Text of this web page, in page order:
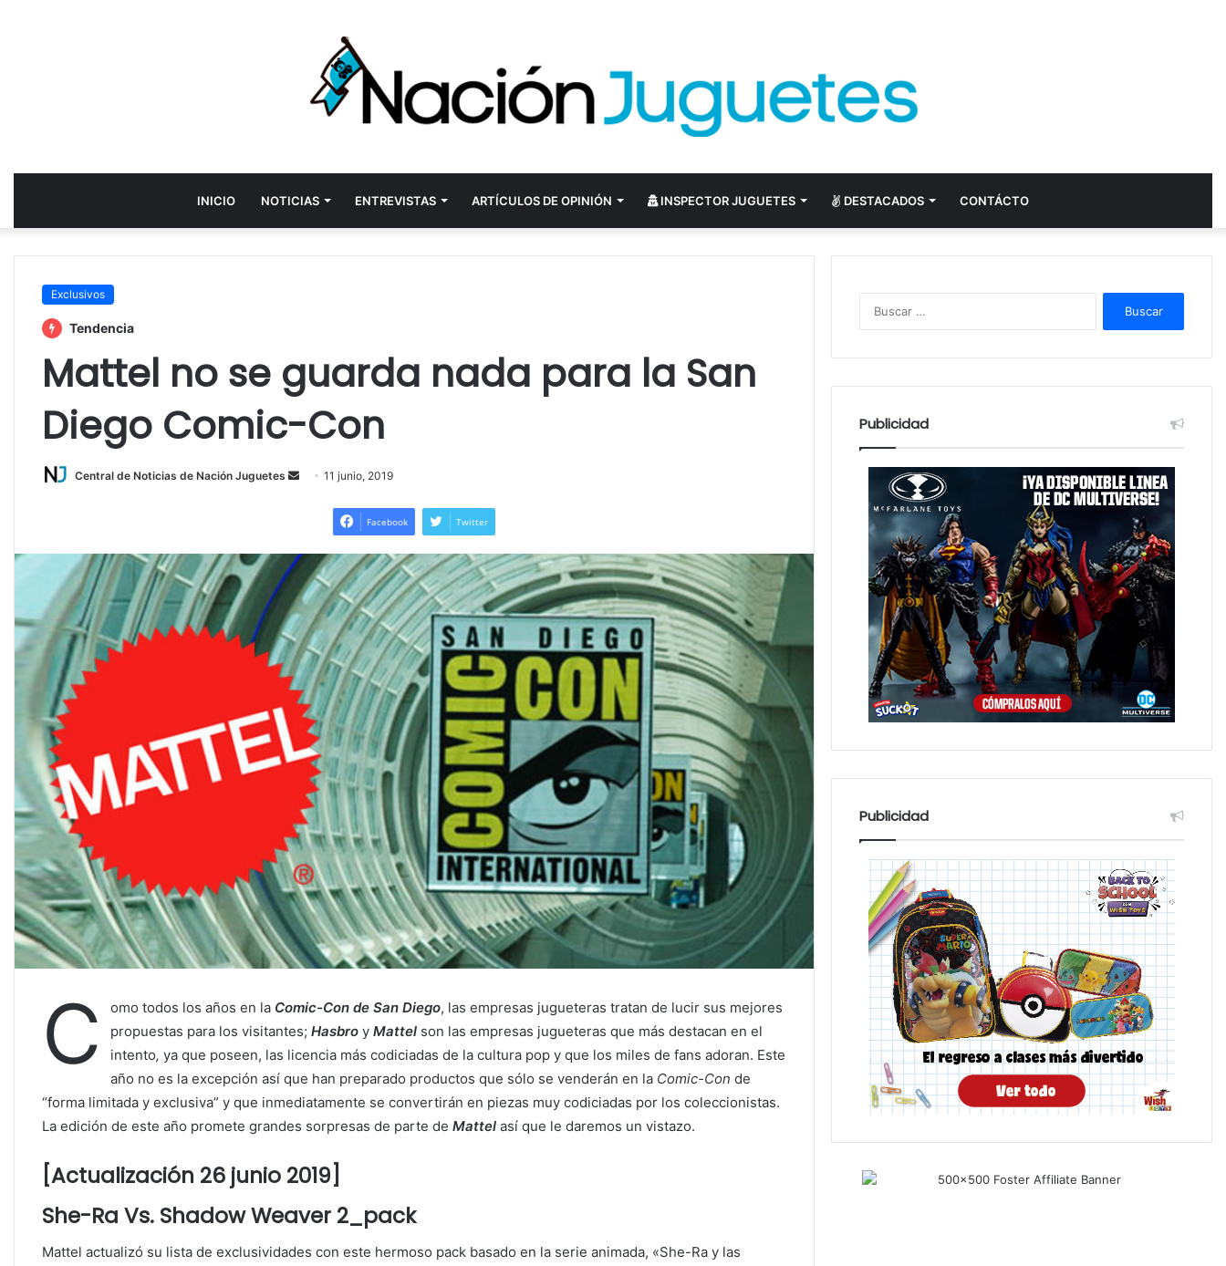
INICIO NOTICIAS ENTREVISTAS ARTÍCULOS DE OPINIÓN INSPECTOR JUGUETES DESTACADOS CONTÁCTO
Exclusivos
Tendencia
Mattel no se guarda nada para la San
Diego Comic-Con
Central de Noticias de Nación Juguetes
Send11 junio, 2019
Facebook Twitter
C omo todos los años en la Comic-Con de San Diego, las empresas jugueteras tratan de lucir sus mejores
propuestas para los visitantes; Hasbro y Mattel son las empresas jugueteras que más destacan en el
intento, ya que poseen, las licencia más codiciadas de la cultura pop y que los miles de fans adoran. Este
año no es la excepción así que han preparado productos que sólo se venderán en la Comic-Con de
“forma limitada y exclusiva” y que inmediatamente se convertirán en piezas muy codiciadas por los coleccionistas.
La edición de este año promete grandes sorpresas de parte de Mattel así que le daremos un vistazo.
[Actualización 26 junio 2019]
She-Ra Vs. Shadow Weaver 2_pack
Mattel actualizó su lista de exclusividades con este hermoso pack basado en la serie animada, «She-Ra y las
Publicidad
Publicidad